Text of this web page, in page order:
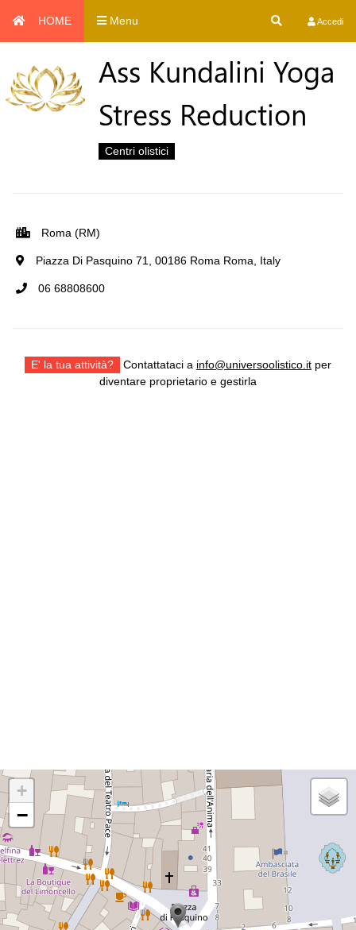
HOME Menu Accedi
Ass Kundalini Yoga
Stress Reduction
Centri olistici
Roma (RM)
Piazza Di Pasquino 71, 00186 Roma Roma, Italy
06 68808600
E' la tua attività? Contattataci a info@universoolistico.it per
diventare proprietario e gestirla
+
−